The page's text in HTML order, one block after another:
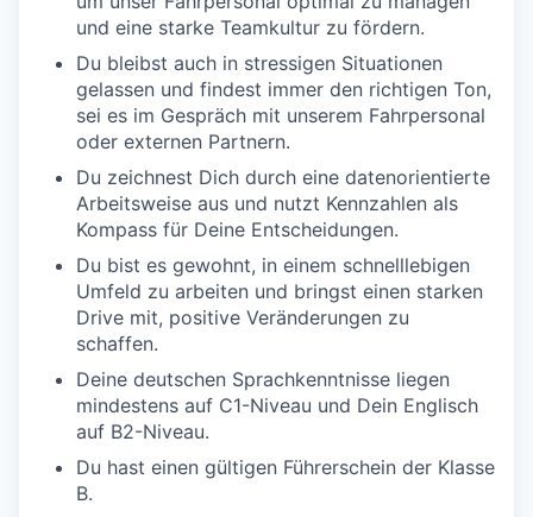
und eine starke Teamkultur zu fördern.
Du bleibst auch in stressigen Situationen
gelassen und findest immer den richtigen Ton,
sei es im Gespräch mit unserem Fahrpersonal
oder externen Partnern.
Du zeichnest Dich durch eine datenorientierte
Arbeitsweise aus und nutzt Kennzahlen als
Kompass für Deine Entscheidungen.
Du bist es gewohnt, in einem schnelllebigen
Umfeld zu arbeiten und bringst einen starken
Drive mit, positive Veränderungen zu
schaffen.
Deine deutschen Sprachkenntnisse liegen
mindestens auf C1-Niveau und Dein Englisch
auf B2-Niveau.
Du hast einen gültigen Führerschein der Klasse
B.